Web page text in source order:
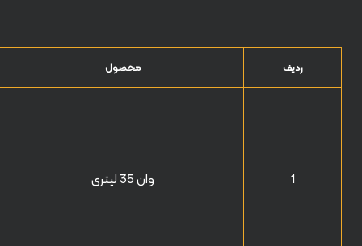
ردیف محصول
1 وان 35 لیتری